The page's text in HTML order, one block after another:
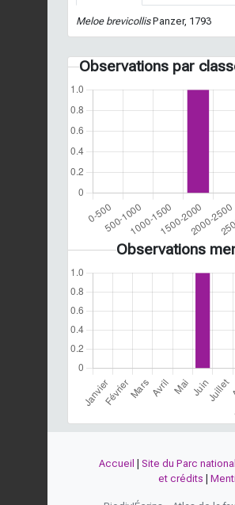
Meloe brevicollisPanzer, 1793
Observations par
Observations
Accueil Site du Parc
et crédits